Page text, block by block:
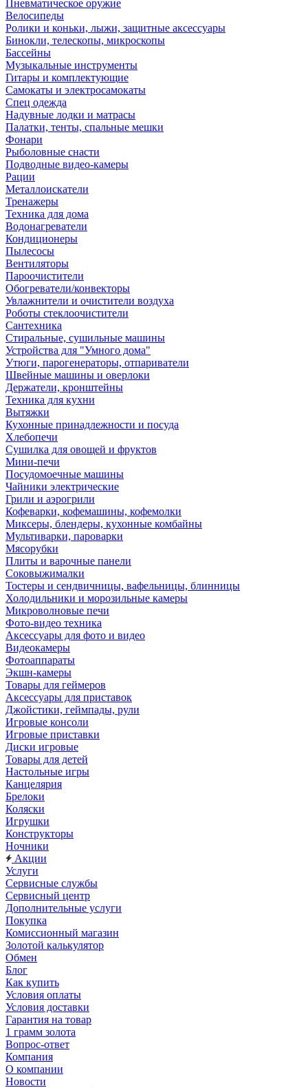
Пневматическое оружие
Велосипеды
Ролики и коньки, лыжи, защитные аксессуары
Бинокли, телескопы, микроскопы
Бассейны
Музыкальные инструменты
Гитары и комплектующие
Самокаты и электросамокаты
Спец одежда
Надувные лодки и матрасы
Палатки, тенты, спальные мешки
Фонари
Рыболовные снасти
Подводные видео-камеры
Рации
Металлоискатели
Тренажеры
Техника для дома
Водонагреватели
Кондиционеры
Пылесосы
Вентиляторы
Пароочистители
Обогреватели/конвекторы
Увлажнители и очистители воздуха
Роботы стеклоочистители
Сантехника
Стиральные, сушильные машины
Устройства для "Умного дома"
Утюги, парогенераторы, отпариватели
Швейные машины и оверлоки
Держатели, кронштейны
Техника для кухни
Вытяжки
Кухонные принадлежности и посуда
Хлебопечи
Сушилка для овощей и фруктов
Мини-печи
Посудомоечные машины
Чайники электрические
Грили и аэрогрили
Кофеварки, кофемашины, кофемолки
Миксеры, блендеры, кухонные комбайны
Мультиварки, пароварки
Мясорубки
Плиты и варочные панели
Соковыжималки
Тостеры и сендвичницы, вафельницы, блинницы
Холодильники и морозильные камеры
Микроволновые печи
Фото-видео техника
Аксессуары для фото и видео
Видеокамеры
Фотоаппараты
Экшн-камеры
Товары для геймеров
Аксессуары для приставок
Джойстики, геймпады, рули
Игровые консоли
Игровые приставки
Диски игровые
Товары для детей
Настольные игры
Канцелярия
Брелоки
Коляски
Игрушки
Конструкторы
Ночники
Акции
Услуги
Сервисные службы
Сервисный центр
Дополнительные услуги
Покупка
Комиссионный магазин
Золотой калькулятор
Обмен
Блог
Как купить
Условия оплаты
Условия доставки
Гарантия на товар
1 грамм золота
Вопрос-ответ
Компания
О компании
Новости